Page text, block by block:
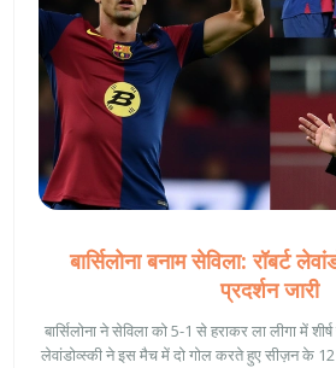
बार्सिलोना बनाम सेविला: रॉबर्ट
प्रदर्शन जारी
बार्सिलोना ने सेविला को 5-1 से हराकर ला लीगा में
लेवांडोव्स्की ने इस मैच में दो गोल करते हुए सीज़न के 12